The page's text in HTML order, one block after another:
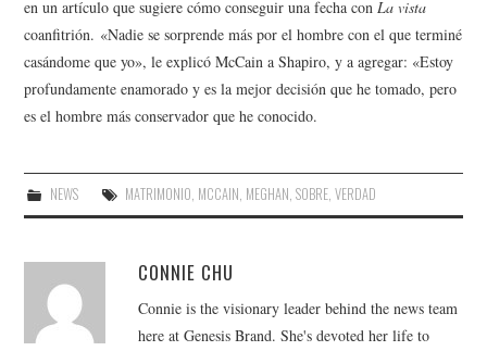
en un artículo que sugiere cómo conseguir una fecha conLa vista
coanfitrión. «Nadie se sorprende más por el hombre con el que terminé
casándome que yo», le explicó McCain a Shapiro, y a agregar: «Estoy
profundamente enamorado y es la mejor decisión que he tomado, pero
es el hombre más conservador que he conocido.
NEWS MATRIMONIO, MCCAIN, MEGHAN, SOBRE, VERDAD
CONNIE CHU
Connie is the visionary leader behind the news team
here at Genesis Brand. She's devoted her life to